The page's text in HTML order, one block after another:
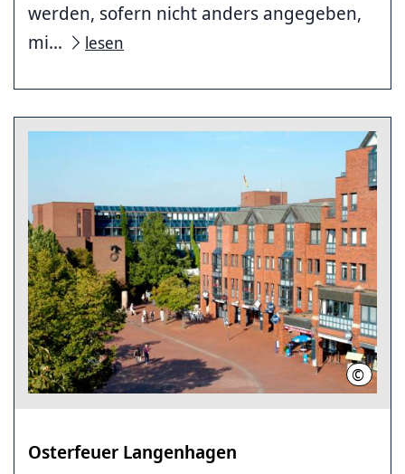
werden, sofern nicht anders angegeben,
mi...
lesen
©
Osterfeuer Langenhagen